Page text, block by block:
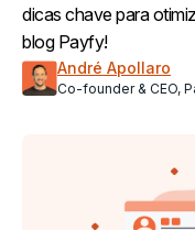
dicas chave para
blog Payfy!
André Apollaro
Co-founder & CEO,